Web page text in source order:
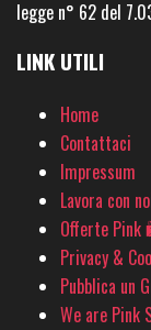
legge n° 62 del
LINK UTILI
Home
Contattaci
Impressum
Lavora con
Offerte
Privacy &
Pubblica un
We are Pink